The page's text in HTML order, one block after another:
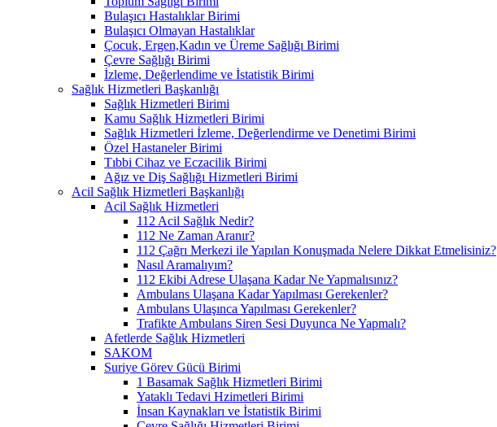
Bulaşıcı Hastalıklar Birimi
Bulaşıcı Olmayan Hastalıklar
Çocuk, Ergen,Kadın ve Üreme Sağlığı Birimi
Çevre Sağlığı Birimi
İzleme, Değerlendime ve İstatistik Birimi
Sağlık Hizmetleri Başkanlığı
Sağlık Hizmetleri Birimi
Kamu Sağlık Hizmetleri Birimi
Sağlık Hizmetleri İzleme, Değerlendirme ve Denetimi Birimi
Özel Hastaneler Birimi
Tıbbi Cihaz ve Eczacilik Birimi
Ağız ve Diş Sağlığı Hizmetleri Birimi
Acil Sağlık Hizmetleri Başkanlığı
Acil Sağlık Hizmetleri
112 Acil Sağlık Nedir?
112 Ne Zaman Aranır?
112 Çağrı Merkezi ile Yapılan Konuşmada Nelere Dikkat Etmelisiniz?
Nasıl Aramalıyım?
112 Ekibi Adrese Ulaşana Kadar Ne Yapmalısınız?
Ambulans Ulaşana Kadar Yapılması Gerekenler?
Ambulans Ulaşınca Yapılması Gerekenler?
Trafikte Ambulans Siren Sesi Duyunca Ne Yapmalı?
Afetlerde Sağlık Hizmetleri
SAKOM
Suriye Görev Gücü Birimi
1 Basamak Sağlık Hizmetleri Birimi
Yataklı Tedavi Hzimetleri Birimi
İnsan Kaynakları ve İstatistik Birimi